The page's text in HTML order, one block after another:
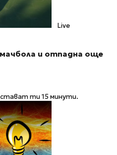
Live
и отпадна още
ти 15 минути.